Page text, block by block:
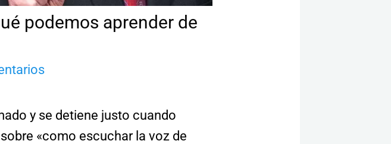
podemos aprender de
y se detiene justo cuando
«como escuchar la voz de